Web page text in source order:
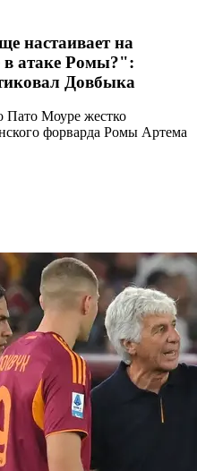
настаивает на
в атаке Ромы?":
Довбыка
Пато Моуре жестко
форварда Ромы Артема